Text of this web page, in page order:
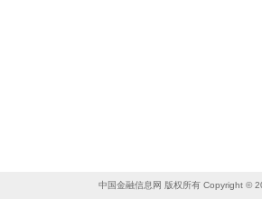
中国金融信息网 版权所有 Copyright ©